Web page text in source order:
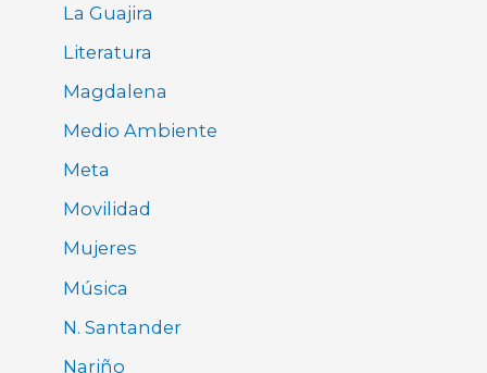
La Guajira
Literatura
Magdalena
Medio Ambiente
Meta
Movilidad
Mujeres
Música
N. Santander
Nariño